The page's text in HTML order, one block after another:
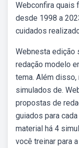
Webconfira quais
desde 1998 a
cuidados
Webnesta edição
redação modelo
tema. Além disso,
simulados de.
propostas de
guiados para
material há 4
você treinar para